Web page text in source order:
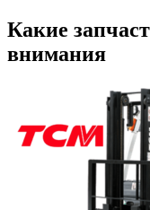
Какие
внимания